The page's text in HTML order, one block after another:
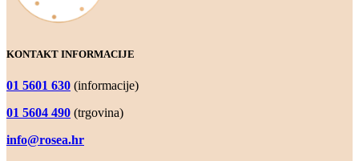
KONTAKT INFORMACIJE
01 5601 630 (informacije)
01 5604 490 (trgovina)
info@rosea.hr